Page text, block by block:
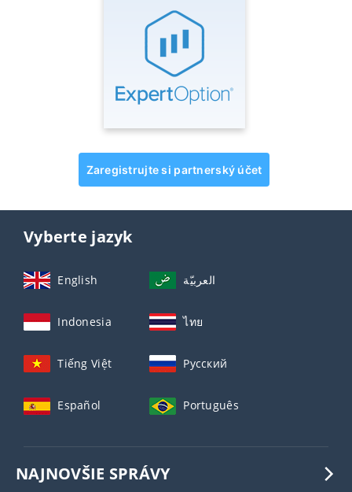
Zaregistrujte si partnerský účet
Vyberte jazyk
English العربيّة
Indonesia ไทย
Tiếng Việt Русский
Español Português
NAJNOVŠIE SPRÁVY